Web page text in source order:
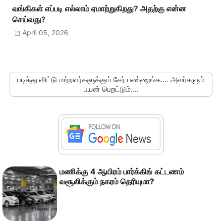
வங்கிகள் எப்படி எல்லாம் ஏமாற்றுகிறது? அதற்கு என்ன
செய்வது?
April 05, 2026
படித்து விட்டு மற்றவர்களுக்கும் சேர் பண்ணுங்க.... அவர்களும்
பயன் பெறட்டும்....
மணிக்கு 4 ஆயிரம் பார்க்கிங் கட்டணம்
வசூலிக்கும் நகரம் தெரியுமா?